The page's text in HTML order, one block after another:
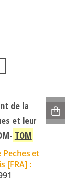
de la
et leur
TOM
Peches et
[FRA] :